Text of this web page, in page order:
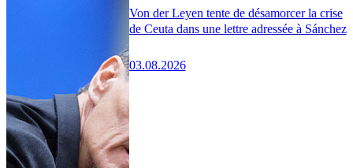
Von der Leyen tente de désamorcer la crise
de Ceuta dans une lettre adressée à Sánchez
03.08.2026